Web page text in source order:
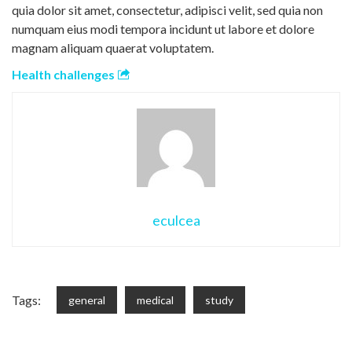
quia dolor sit amet, consectetur, adipisci velit, sed quia non
numquam eius modi tempora incidunt ut labore et dolore
magnam aliquam quaerat voluptatem.
Health challenges
eculcea
Tags: general medical study